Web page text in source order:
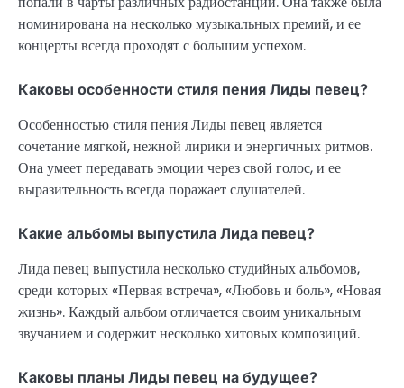
номинирована на несколько музыкальных премий, и ее
концерты всегда проходят с большим успехом.
Каковы особенности стиля пения Лиды певец?
Особенностью стиля пения Лиды певец является
сочетание мягкой, нежной лирики и энергичных ритмов.
Она умеет передавать эмоции через свой голос, и ее
выразительность всегда поражает слушателей.
Какие альбомы выпустила Лида певец?
Лида певец выпустила несколько студийных альбомов,
среди которых «Первая встреча», «Любовь и боль», «Новая
жизнь». Каждый альбом отличается своим уникальным
звучанием и содержит несколько хитовых композиций.
Каковы планы Лиды певец на будущее?